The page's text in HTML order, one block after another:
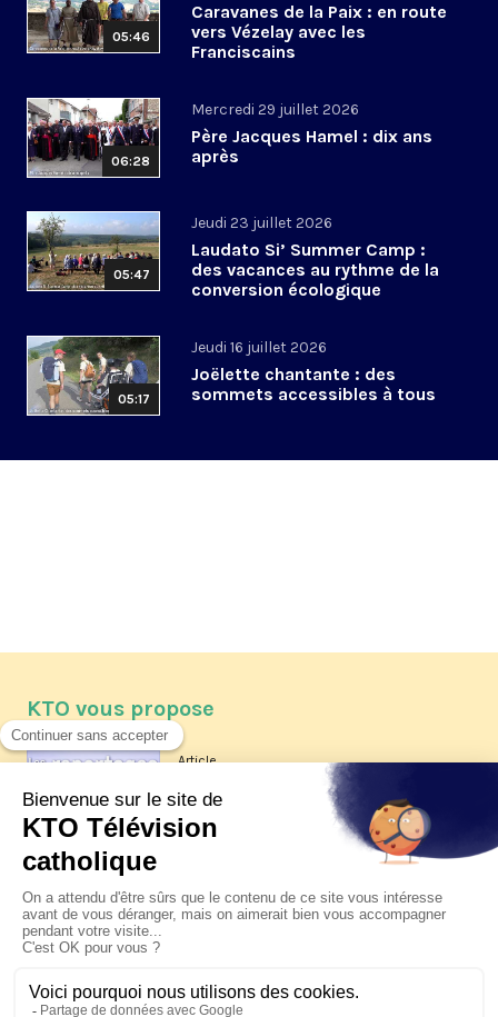
05:46
Caravanes de la Paix : en route
vers Vézelay avec les
Franciscains
06:28
Mercredi 29 juillet 2026
Père Jacques Hamel : dix ans
après
05:47
Jeudi 23 juillet 2026
Laudato Si’ Summer Camp :
des vacances au rythme de la
conversion écologique
05:17
Jeudi 16 juillet 2026
Joëlette chantante : des
sommets accessibles à tous
KTO vous propose
Article
Les reportages d'été 2026 de KTO
La visite pastorale du pape Léon
XIV à Assise à suivre sur KTO le
jeudi 6 août
Le pape en Uruguay, Argentine et
Pérou du 6 au 17 novembre 2026